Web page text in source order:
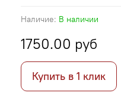
Наличие: В наличии
1750.00 руб
Купить в 1 клик